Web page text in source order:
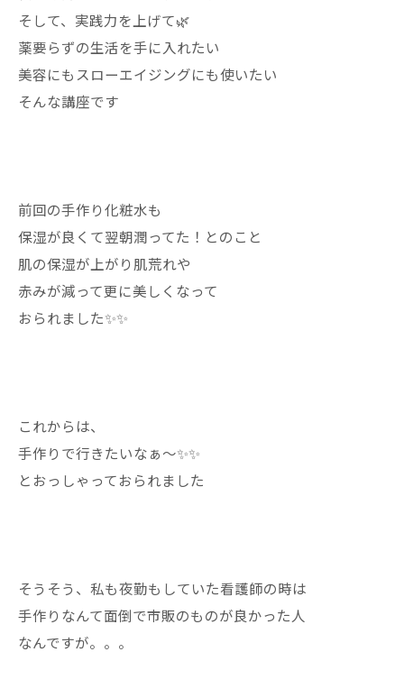
そして、実践力を上げて🌿
薬要らずの生活を手に入れたい
美容にもスローエイジングにも使いたい
そんな講座です
前回の手作り化粧水も
保湿が良くて翌朝潤ってた！とのこと
肌の保湿が上がり肌荒れや
赤みが減って更に美しくなって
おられました✨✨
これからは、
手作りで行きたいなぁ〜✨✨
とおっしゃっておられました
そうそう、私も夜勤もしていた看護師の時は
手作りなんて面倒で市販のものが良かった人
なんですが。。。